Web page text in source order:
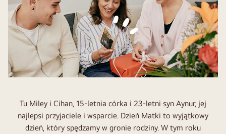
Tu Miley i Cihan, 15-letnia córka i 23-letni syn Aynur, jej
najlepsi przyjaciele i wsparcie. Dzień Matki to wyjątkowy
dzień, który spędzamy w gronie rodziny. W tym roku